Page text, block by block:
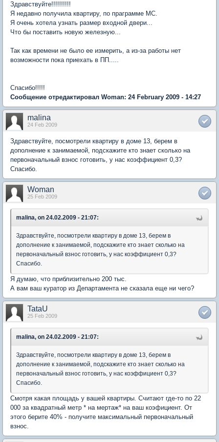
Здравствуйте!!!!!!!!!!
Я недавно получила квартиру, по праграмме МС.
Я очень хотела узнать размер входной двери...
Что бы поставить новую железную...
Так как времени не было ее измерить, а из-за работы нет
возможности пока приехать в ПП.....
Спасибо!!!!!
Сообщение отредактировал Woman: 24 February 2009 - 14:27
malina
24 Feb 2009
Здравствуйте, посмотрели квартиру в доме 13, берем в
дополнение к занимаемой, подскажите кто знает сколько на
первоначальный взнос готовить, у нас коэффициент 0,3?
Спасибо.
Woman
25 Feb 2009
malina, on 24.02.2009 - 21:07:
Здравствуйте, посмотрели квартиру в доме 13, берем в
дополнение к занимаемой, подскажите кто знает сколько на
первоначальный взнос готовить, у нас коэффициент 0,3?
Спасибо.
Я думаю, что приблизительно 200 тыс.
А вам ваш куратор из Департамента не сказала еще ни чего?
TataU
25 Feb 2009
malina, on 24.02.2009 - 21:07:
Здравствуйте, посмотрели квартиру в доме 13, берем в
дополнение к занимаемой, подскажите кто знает сколько на
первоначальный взнос готовить, у нас коэффициент 0,3?
Спасибо.
Смотря какая площадь у вашей квартиры. Считают где-то по 22
000 за квадратный метр * на мертаж* на ваш коэфициент. От
этого берите 40% - получите максимальный первоначальный
взнос.